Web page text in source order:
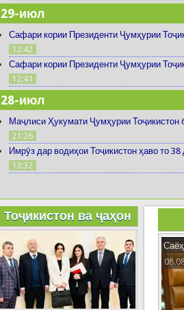
29-июл
Сафари кории Президенти Ҷумҳурии
12:42
Сафари кории Президенти Ҷумҳурии
12:41
28-июл
Маҷлиси Ҳукумати Ҷумҳурии Тоҷикистон
21:26
Имрӯз дар водиҳои Тоҷикистон ҳаво то
13:32
Тоҷикистон ва ҷаҳон